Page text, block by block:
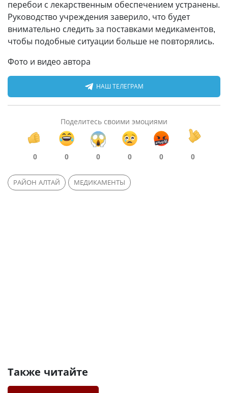
перебои с лекарственным обеспечением устранены.
Руководство учреждения заверило, что будет
внимательно следить за поставками медикаментов,
чтобы подобные ситуации больше не повторялись.
Фото и видео автора
НАШ ТЕЛЕГРАМ
Поделитесь своими эмоциями
0 0 0 0 0 0
РАЙОН АЛТАЙ МЕДИКАМЕНТЫ
Также читайте